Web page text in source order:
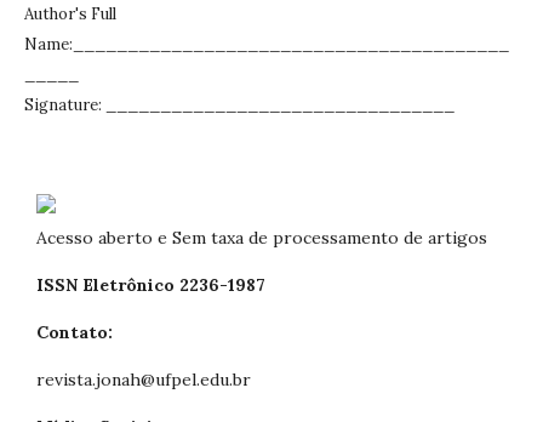
Author's Full
Name:________________________________________
Signature: ________________________________
Acesso aberto e Sem taxa de processamento de artigos
ISSN Eletrônico 2236-1987
Contato:
revista.jonah@ufpel.edu.br